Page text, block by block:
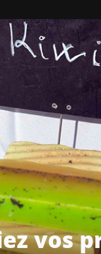
vos
influenceur.se